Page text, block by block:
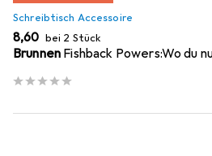
Schreibtisch Accessoire
EUR
8,60 bei 2 Stück
Brunnen Fishback Powers:Wo du